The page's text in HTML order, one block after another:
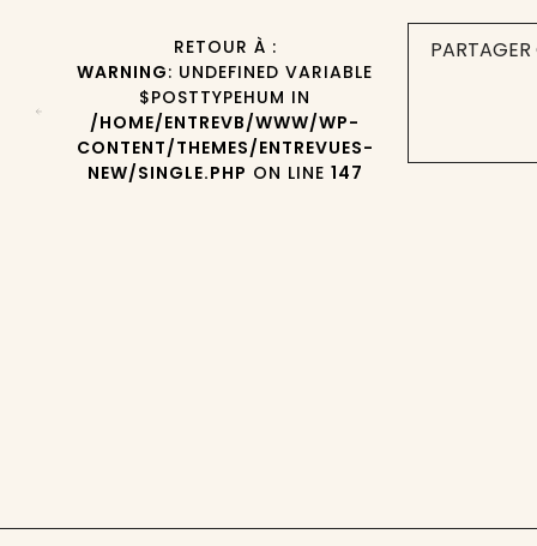
RETOUR À :
WARNING: UNDEFINED VARIABLE
$POSTTYPEHUM IN
/HOME/ENTREVB/WWW/WP-
CONTENT/THEMES/ENTREVUES-
NEW/SINGLE.PHP ON LINE 147